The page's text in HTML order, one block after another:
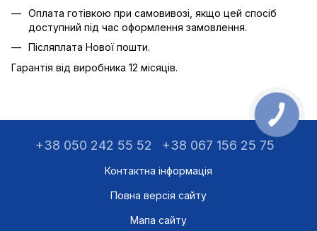
Оплата готівкою при самовивозі, якщо цей спосіб
доступний під час оформлення замовлення.
Післяплата Нової пошти.
Гарантія від виробника 12 місяців.
+38 050 242 55 52 +38 067 156 25 75
Контактна інформація
Повна версія сайту
Мапа сайту